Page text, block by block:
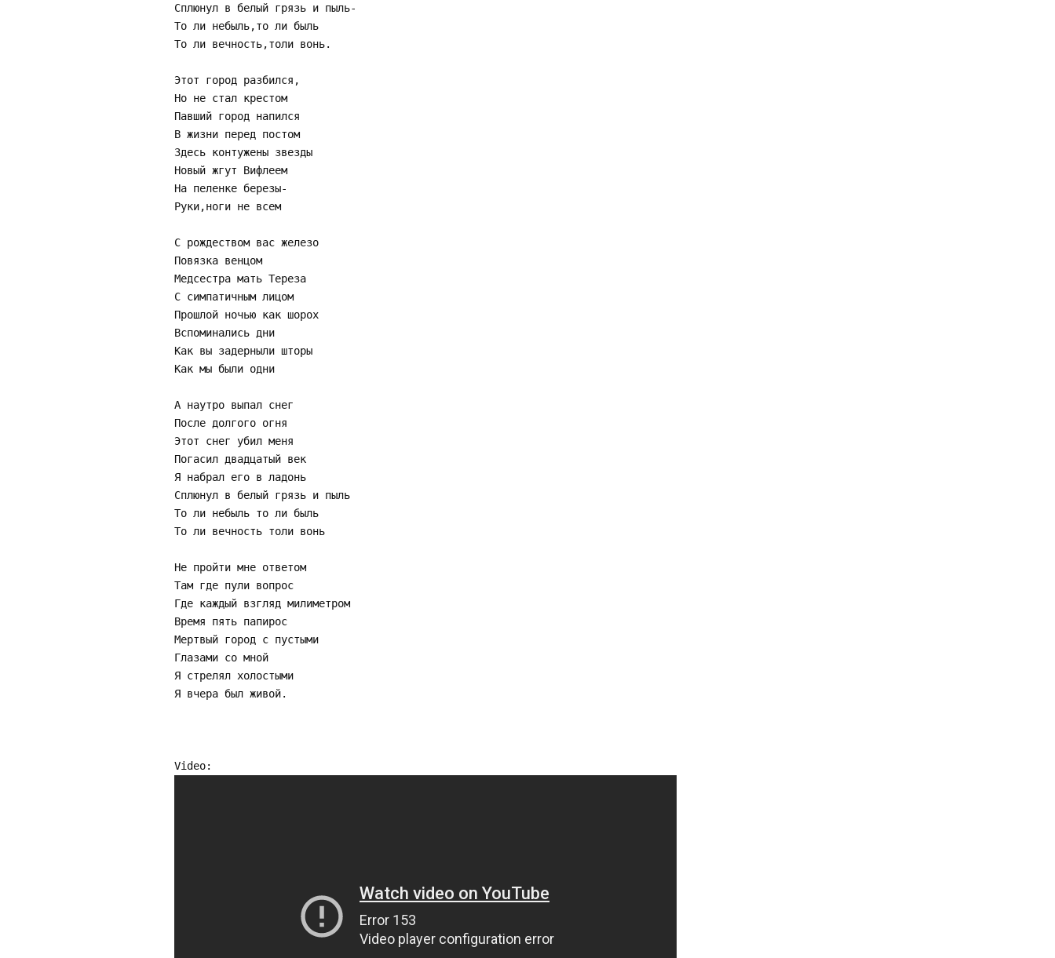
Сплюнул в белый грязь и пыль-
То ли небыль,то ли быль
То ли вечность,толи вонь.
Этот город разбился,
Но не стал крестом
Павший город напился
В жизни перед постом
Здесь контужены звезды
Новый жгут Вифлеем
На пеленке березы-
Руки,ноги не всем
С рождеством вас железо
Повязка венцом
Медсестра мать Тереза
С симпатичным лицом
Прошлой ночью как шорох
Вспоминались дни
Как вы задерныли шторы
Как мы были одни
А наутро выпал снег
После долгого огня
Этот снег убил меня
Погасил двадцатый век
Я набрал его в ладонь
Сплюнул в белый грязь и пыль
То ли небыль то ли быль
То ли вечность толи вонь
Не пройти мне ответом
Там где пули вопрос
Где каждый взгляд милиметром
Время пять папирос
Мертвый город с пустыми
Глазами со мной
Я стрелял холостыми
Я вчера был живой.
Video: